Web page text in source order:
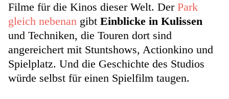
Filme für die Kinos dieser Welt. Der Park
gleich nebenan gibt Einblicke in Kulissen
und Techniken, die Touren dort sind
angereichert mit Stuntshows, Actionkino und
Spielplatz. Und die Geschichte des Studios
würde selbst für einen Spielfilm taugen.